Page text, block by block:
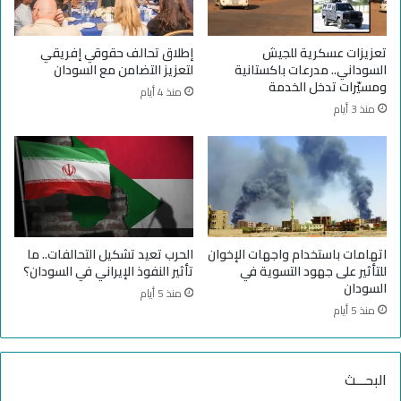
ع
ا
ن
ا
ة
ا
ئ
ي
ن
ا
ل
و
د
ا
م
ت
ش
ف
ي
ا
ت
ا
د
ة
ت
س
أ
ف
تعزيزات عسكرية للجيش
السوداني.. مدرعات باكستانية
ومسيّرات تدخل الخدمة
منذ 3 أيام
إطلاق تحالف حقوقي إفريقي
لتعزيز التضامن مع السودان
منذ 4 أيام
اتهامات باستخدام واجهات الإخوان
للتأثير على جهود التسوية في
السودان
منذ 5 أيام
الحرب تعيد تشكيل التحالفات.. ما
تأثير النفوذ الإيراني في السودان؟
منذ 5 أيام
البحـــث